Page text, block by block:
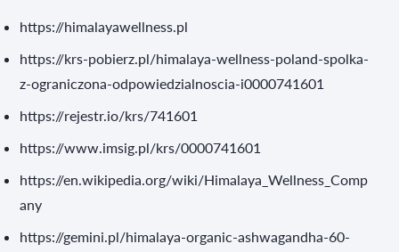
https://himalayawellness.pl
https://krs-pobierz.pl/himalaya-wellness-poland-spolka-
z-ograniczona-odpowiedzialnoscia-i0000741601
https://rejestr.io/krs/741601
https://www.imsig.pl/krs/0000741601
https://en.wikipedia.org/wiki/Himalaya_Wellness_Comp
any
https://gemini.pl/himalaya-organic-ashwagandha-60-